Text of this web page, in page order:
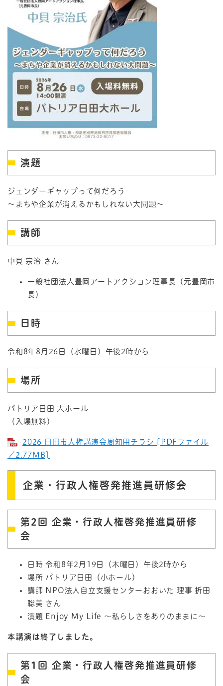
演題
ジェンダーギャップって何だろう
～まちや企業が消えるかもしれない大問題～​
講師
中貝 宗治 さん
一般社団法人豊岡アートアクション理事長（元豊岡市
長）
日時
令和8年8月26日（水曜日）午後2時から
場所
パトリア日田 大ホール
（入場無料）
2026 日田市人権講演会周知用チラシ [PDFファイル
／2.77MB]
企業・行政人権啓発推進員研修会
第2回 企業・行政人権啓発推進員研修
会
日時 令和8年2月19日（木曜日）午後2時から
場所 パトリア日田（小ホール）
講師 NPO法人自立支援センターおおいた 理事 折田
聡美 さん
演題 Enjoy My Life ～私らしさをありのままに～
本講演は終了しました。
第1回 企業・行政人権啓発推進員研修
会